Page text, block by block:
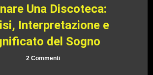
Una Discoteca:
Interpretazione e
del Sogno
2 Commenti